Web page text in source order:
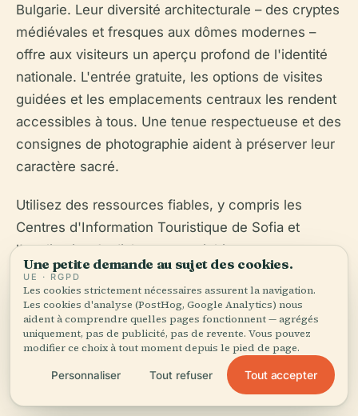
Bulgarie. Leur diversité architecturale – des cryptes
médiévales et fresques aux dômes modernes –
offre aux visiteurs un aperçu profond de l'identité
nationale. L'entrée gratuite, les options de visites
guidées et les emplacements centraux les rendent
accessibles à tous. Une tenue respectueuse et des
consignes de photographie aident à préserver leur
caractère sacré.
Utilisez des ressources fiables, y compris les
Centres d'Information Touristique de Sofia et
l'application Audiala, pour enrichir votre
expérience. En visitant ces églises, vous acquerrez
une perspective unique sur le patrimoine et la
spiritualité bulgares (Free Sofia Tour,Roundtrip
Bulgaria,visitsofia.bg).
Une petite demande au sujet des cookies.
UE · RGPD
Les cookies strictement nécessaires assurent la navigation.
Les cookies d'analyse (PostHog, Google Analytics) nous
aident à comprendre quelles pages fonctionnent — agrégés
uniquement, pas de publicité, pas de revente. Vous pouvez
modifier ce choix à tout moment depuis le pied de page.
Personnaliser Tout refuser Tout accepter